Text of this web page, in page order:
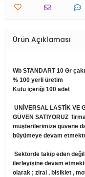
Ürün Açıklaması
Wb STANDART 10 Gr
% 100 yerli üretim
Kutu içeriği 100 adet
UNİVERSAL LASTİK VE
GÜVEN SATIYORUZ
müşterilerimize güvene
büyümeye devam
Sektörde takip eden
ilerleyişine devam
olarak ; zirai , bisiklet ,